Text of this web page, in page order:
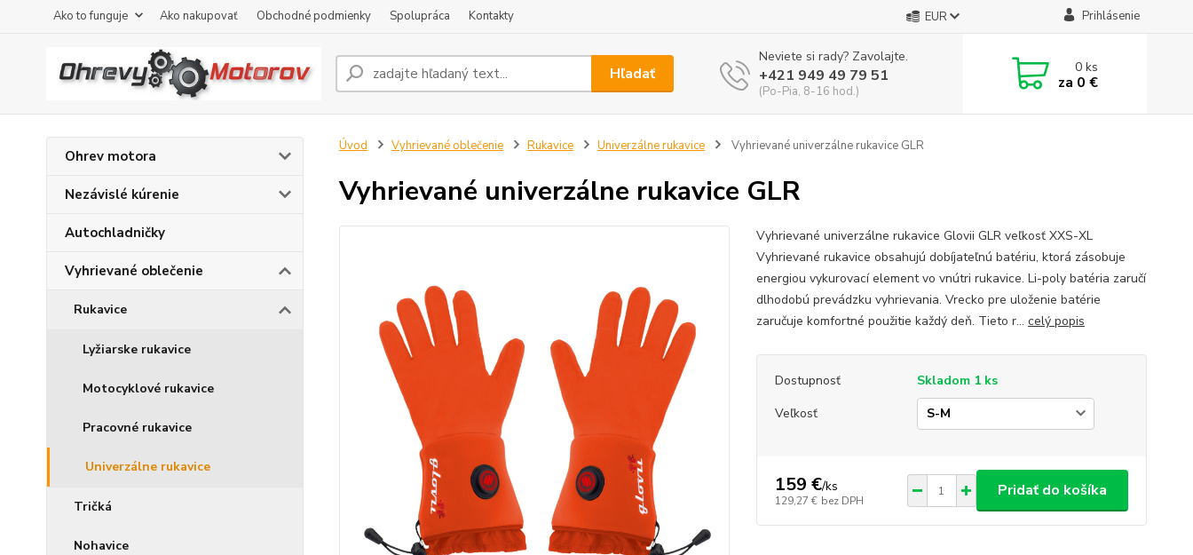
Ako to funguje Ako nakupovať Obchodné podmienky Spolupráca Kontakty EUR Prihlásenie
Hľadať
Neviete si rady? Zavolajte.
+421 949 49 79 51
(Po-Pia, 8-16 hod.)
0ks
za 0 €
Ohrev motora
Nezávislé kúrenie
Autochladničky
Vyhrievané oblečenie
Rukavice
Lyžiarske rukavice
Motocyklové rukavice
Pracovné rukavice
Univerzálne rukavice
Tričká
Nohavice
Úvod Vyhrievané oblečenie Rukavice Univerzálne rukavice Vyhrievané univerzálne rukavice GLR
Vyhrievané univerzálne rukavice GLR
Vyhrievané univerzálne rukavice Glovii GLR veľkosť XXS-XL
Vyhrievané rukavice obsahujú dobíjateľnú batériu, ktorá zásobuje
energiou vykurovací element vo vnútri rukavice. Li-poly batéria zaručí
dlhodobú prevádzku vyhrievania. Vrecko pre uloženie batérie
zaručuje komfortné použitie každý deň. Tieto r... celý popis
Dostupnosť
Skladom 1 ks
Veľkosť
159 €/ks
129,27 € bez DPH
Pridať do košíka